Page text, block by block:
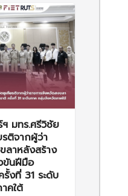
มทร.ศรีวิชัย
รติจากผู้ว่า
ลาหลังสร้าง
ขันฝีมือ
งที่ 31 ระดับ
คใต้